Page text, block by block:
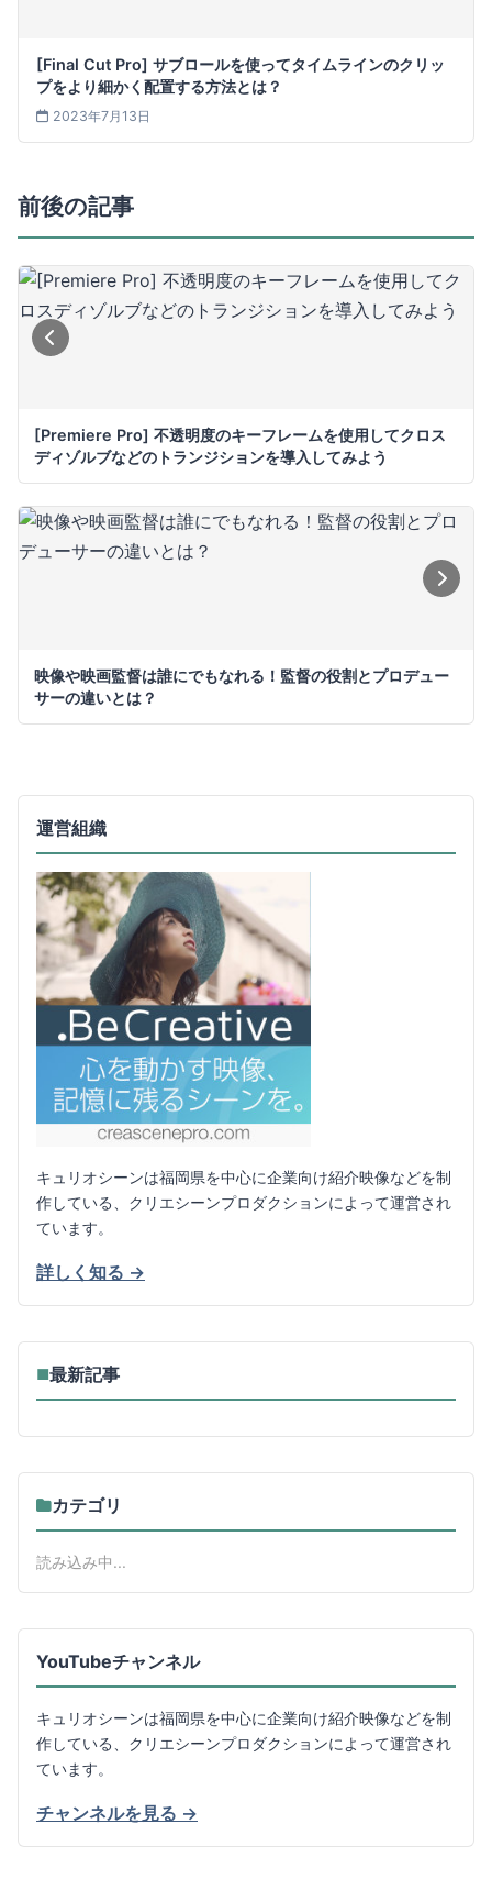
[Final Cut Pro] サブロールを使ってタイムラインのクリッ
プをより細かく配置する方法とは？
2023年7月13日
前後の記事
[Premiere Pro] 不透明度のキーフレームを使用してクロス
ディゾルブなどのトランジションを導入してみよう
映像や映画監督は誰にでもなれる！監督の役割とプロデュー
サーの違いとは？
運営組織
キュリオシーンは福岡県を中心に企業向け紹介映像などを制
作している、クリエシーンプロダクションによって運営され
ています。
詳しく知る →
■最新記事
カテゴリ
読み込み中...
YouTubeチャンネル
キュリオシーンは福岡県を中心に企業向け紹介映像などを制
作している、クリエシーンプロダクションによって運営され
ています。
チャンネルを見る →